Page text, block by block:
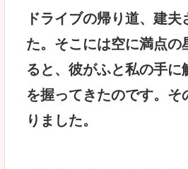
ドライブの帰り道、建
た。そこには空に満点
ると、彼がふと私の手
を握ってきたのです。
りました。